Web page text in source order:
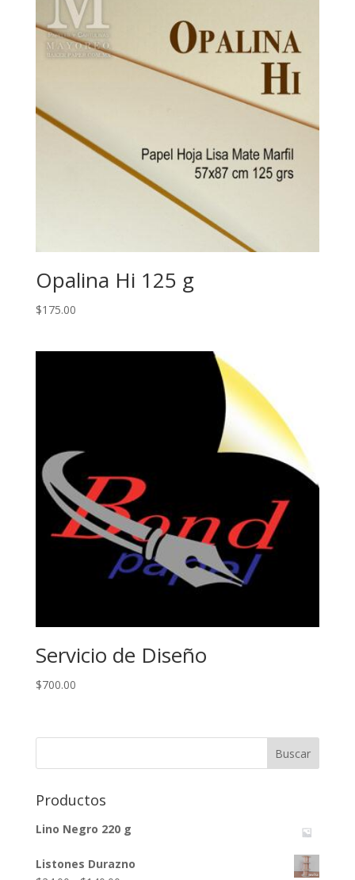
Opalina Hi 125 g
$175.00
Servicio de Diseño
$700.00
Productos
Lino Negro 220 g
Listones Durazno